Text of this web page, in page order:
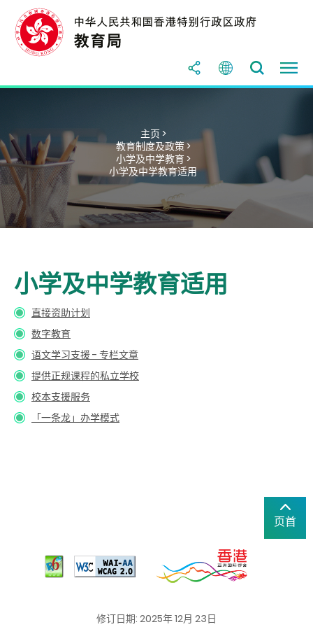
主页 >
教育制度及政策 >
小学及中学教育 >
小学及中学教育适用
小学及中学教育适用
直接资助计划
数字教育
语文学习支援 - 专栏文章
提供正规课程的私立学校
校本支援服务
「一条龙」办学模式
页首
修订日期: 2025年 12月 23日